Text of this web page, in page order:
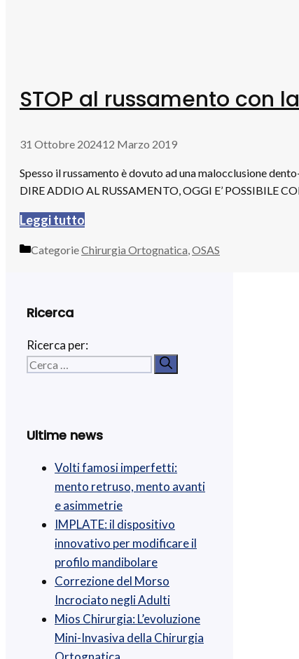
STOP al russamento con
31 Ottobre 202412 Marzo 2019
Spesso il russamento è dovuto ad una malocclusione
DIRE ADDIO AL RUSSAMENTO, OGGI E’ POSSIBILE
Leggi tutto
CategorieChirurgia Ortognatica,OSAS
Ricerca
Ricerca per:
Ultime news
Volti famosi imperfetti:
mento retruso, mento avanti
e asimmetrie
IMPLATE: il dispositivo
innovativo per modificare il
profilo mandibolare
Correzione del Morso
Incrociato negli Adulti
Mios Chirurgia : L’evoluzione
Mini-Invasiva della Chirurgia